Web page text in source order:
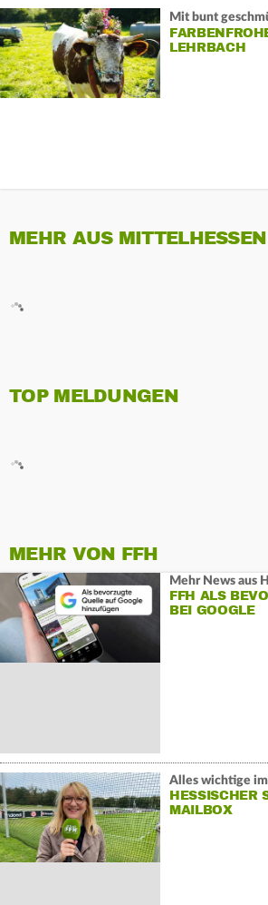
Mit bunt
LEHRBACH
MEHR AUS MITTELHESSEN
TOP MELDUNGEN
MEHR VON FFH
Mehr News aus
FFH ALS
BEI GOOGLE
Alles wichtige
HESSISCHER
MAILBOX